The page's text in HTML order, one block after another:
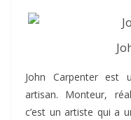
John Carpenter est
artisan. Monteur,
c’est un artiste qui a